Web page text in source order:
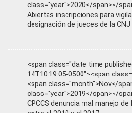
class="year">2020</span></
Abiertas inscripciones para
designación de jueces de la CNJ
<span class="date time
14T10:19:05-0500"><span
<span class="month">Nov</
class="year">2019</span></
CPCCS denuncia mal manejo de